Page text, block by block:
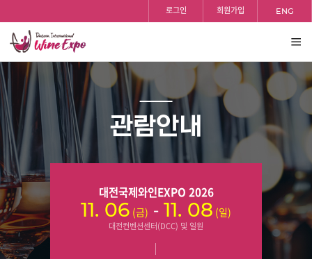
건너뛰기
로그인 회원가입 ENG
전체
보기
관람안내
대전국제와인EXPO 2026
11. 06 (금) - 11. 08 (일)
대전컨벤션센터(DCC) 및 일원